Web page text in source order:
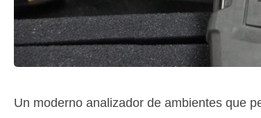
Un moderno analizador de ambientes que